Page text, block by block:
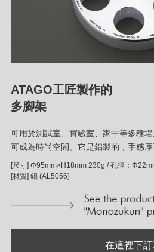
ATAGO工匠製作的
多腳架
可用於測試室、實驗室、家中等多種
可成為時尚空間。它是鋁製的，手感厚
[尺寸] Φ95mm×H18mm 230g / 孔徑：
[材質] 鋁 (AL5056)
在這裡下